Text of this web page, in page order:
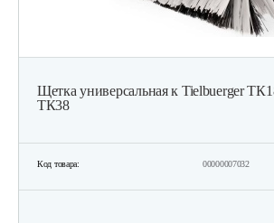
Щетка универсальная к Tielbuerger
ТК38
Код товара: 00000007032